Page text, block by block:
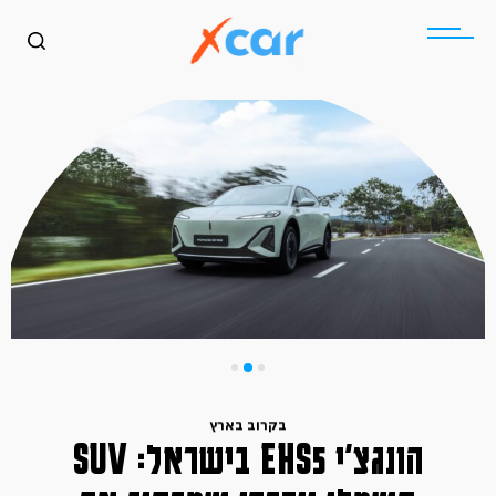
כללי
בקרוב בארץ
הונגצ׳י EHS5 בישראל: SUV
בקרוב בארץ